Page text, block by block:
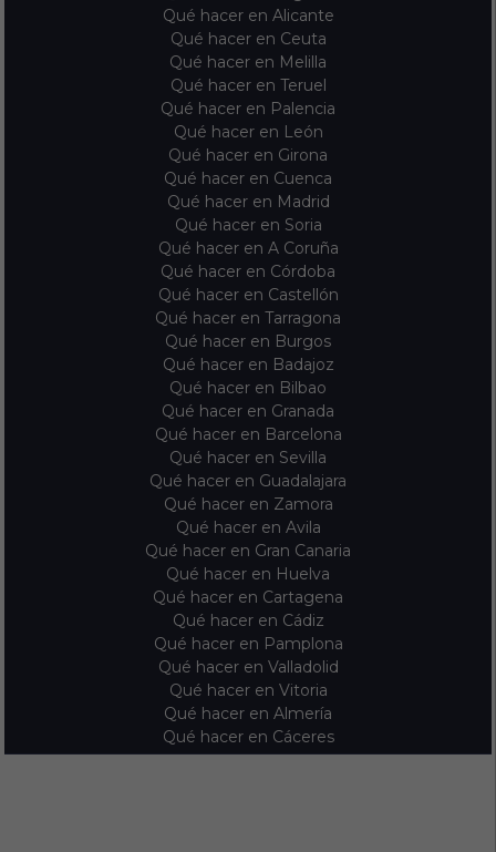
Qué hacer en Alicante
Qué hacer en Ceuta
Qué hacer en Melilla
Qué hacer en Teruel
Qué hacer en Palencia
Qué hacer en León
Qué hacer en Girona
Qué hacer en Cuenca
Qué hacer en Madrid
Qué hacer en Soria
Qué hacer en A Coruña
Qué hacer en Córdoba
Qué hacer en Castellón
Qué hacer en Tarragona
Qué hacer en Burgos
Qué hacer en Badajoz
Qué hacer en Bilbao
Qué hacer en Granada
Qué hacer en Barcelona
Qué hacer en Sevilla
Qué hacer en Guadalajara
Qué hacer en Zamora
Qué hacer en Avila
Qué hacer en Gran Canaria
Qué hacer en Huelva
Qué hacer en Cartagena
Qué hacer en Cádiz
Qué hacer en Pamplona
Qué hacer en Valladolid
Qué hacer en Vitoria
Qué hacer en Almería
Qué hacer en Cáceres